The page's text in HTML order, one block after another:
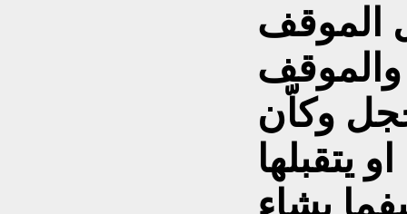
الموقف
والموقف
وكاّن
يتقبلها